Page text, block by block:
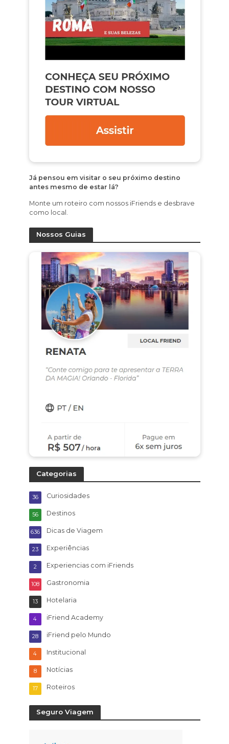
Já pensou em visitar o seu próximo destino
antes mesmo de estar lá?
Monte um roteiro com nossos iFriends e desbrave
como local.
Nossos Guias
Categorias
Curiosidades
36
Destinos
56
Dicas de Viagem
636
Experiências
23
Experiencias com iFriends
2
Gastronomia
108
Hotelaria
13
iFriend Academy
4
iFriend pelo Mundo
28
Institucional
4
Notícias
8
Roteiros
17
Seguro Viagem